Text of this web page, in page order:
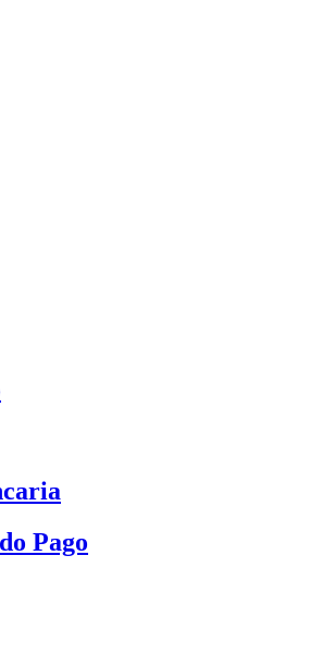
Pago